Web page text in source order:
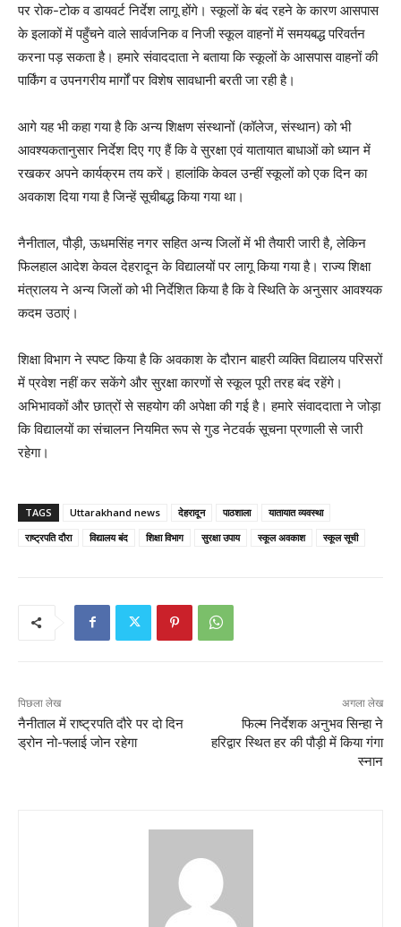
पर रोक-टोक व डायवर्ट निर्देश लागू होंगे। स्कूलों के बंद रहने के कारण आसपास
के इलाकों में पहुँचने वाले सार्वजनिक व निजी स्कूल वाहनों में समयबद्ध परिवर्तन
करना पड़ सकता है। हमारे संवाददाता ने बताया कि स्कूलों के आसपास वाहनों की
पार्किंग व उपनगरीय मार्गों पर विशेष सावधानी बरती जा रही है।
आगे यह भी कहा गया है कि अन्य शिक्षण संस्थानों (कॉलेज, संस्थान) को भी
आवश्यकतानुसार निर्देश दिए गए हैं कि वे सुरक्षा एवं यातायात बाधाओं को ध्यान में
रखकर अपने कार्यक्रम तय करें। हालांकि केवल उन्हीं स्कूलों को एक दिन का
अवकाश दिया गया है जिन्हें सूचीबद्ध किया गया था।
नैनीताल, पौड़ी, ऊधमसिंह नगर सहित अन्य जिलों में भी तैयारी जारी है, लेकिन
फिलहाल आदेश केवल देहरादून के विद्यालयों पर लागू किया गया है। राज्य शिक्षा
मंत्रालय ने अन्य जिलों को भी निर्देशित किया है कि वे स्थिति के अनुसार आवश्यक
कदम उठाएं।
शिक्षा विभाग ने स्पष्ट किया है कि अवकाश के दौरान बाहरी व्यक्ति विद्यालय परिसरों
में प्रवेश नहीं कर सकेंगे और सुरक्षा कारणों से स्कूल पूरी तरह बंद रहेंगे।
अभिभावकों और छात्रों से सहयोग की अपेक्षा की गई है। हमारे संवाददाता ने जोड़ा
कि विद्यालयों का संचालन नियमित रूप से गुड नेटवर्क सूचना प्रणाली से जारी
रहेगा।
TAGS Uttarakhand news देहरादून पाठशाला
यातायात व्यवस्था
राष्ट्रपति दौरा
विद्यालय बंद शिक्षा विभाग सुरक्षा उपाय स्कूल अवकाश स्कूल सूची
पिछला लेख
नैनीताल में राष्ट्रपति दौरे पर दो दिन
ड्रोन नो-फ्लाई जोन रहेगा
अगला लेख
फिल्म निर्देशक अनुभव सिन्हा ने
हरिद्वार स्थित हर की पौड़ी में किया गंगा
स्नान